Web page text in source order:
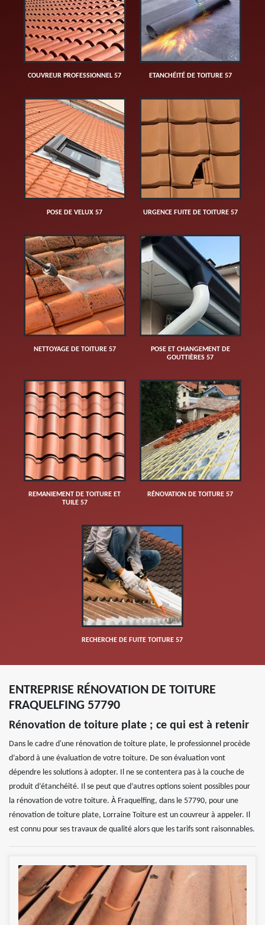
COUVREUR PROFESSIONNEL 57 ETANCHÉITÉ DE TOITURE 57
POSE DE VELUX 57 URGENCE FUITE DE TOITURE 57
NETTOYAGE DE TOITURE 57
POSE ET CHANGEMENT DE
GOUTTIÈRES 57
REMANIEMENT DE TOITURE ET
TUILE 57
RÉNOVATION DE TOITURE 57
RECHERCHE DE FUITE TOITURE 57
ENTREPRISE RÉNOVATION DE TOITURE
FRAQUELFING 57790
Rénovation de toiture plate ; ce qui est à retenir
Dans le cadre d'une rénovation de toiture plate, le professionnel procède
d’abord à une évaluation de votre toiture. De son évaluation vont
dépendre les solutions à adopter. Il ne se contentera pas à la couche de
produit d’étanchéité. Il se peut que d’autres options soient possibles pour
la rénovation de votre toiture. À Fraquelfing, dans le 57790, pour une
rénovation de toiture plate, Lorraine Toiture est un couvreur à appeler. Il
est connu pour ses travaux de qualité alors que les tarifs sont raisonnables.